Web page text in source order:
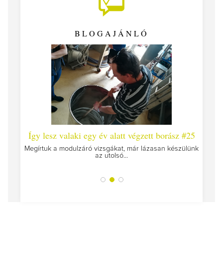
BLOGAJÁNLÓ
Így lesz valaki egy év alatt végzett borász #25
Megírtuk a modulzáró vizsgákat, már lázasan készülünk
az utolsó...